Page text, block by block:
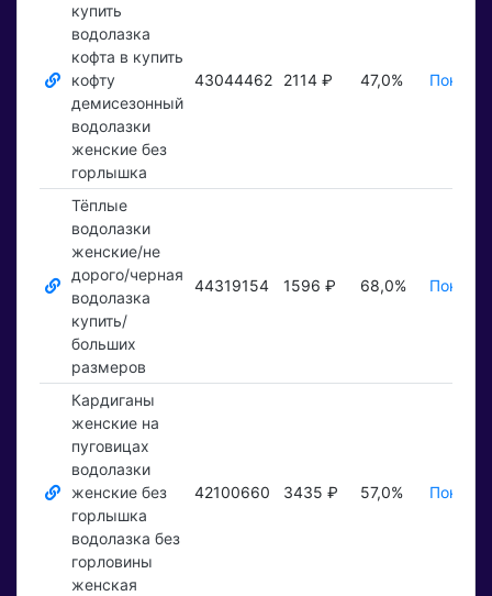
купить
водолазка
кофта в купить
кофту
демисезонный
водолазки
женские без
горлышка
43044462 2114 ₽ 47,0%
Тёплые
водолазки
женские/не
дорого/черная
водолазка
купить/
больших
размеров
44319154 1596 ₽ 68,0%
Кардиганы
женские на
пуговицах
водолазки
женские без
горлышка
водолазка без
горловины
женская
42100660 3435 ₽ 57,0%